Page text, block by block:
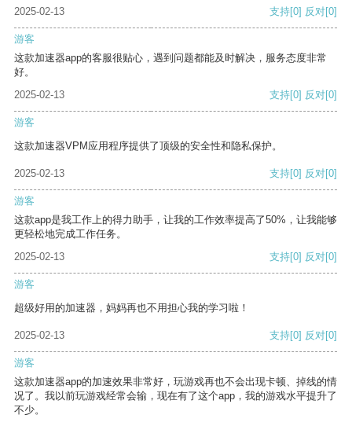
2025-02-13 支持[0] 反对[0]
游客
这款加速器app的客服很贴心，遇到问题都能及时解决，服务态度非常
好。
2025-02-13
支持[0] 反对[0]
游客
这款加速器VPM应用程序提供了顶级的安全性和隐私保护。
2025-02-13 支持[0] 反对[0]
游客
这款app是我工作上的得力助手，让我的工作效率提高了50%，让我能够
更轻松地完成工作任务。
2025-02-13
支持[0] 反对[0]
游客
超级好用的加速器，妈妈再也不用担心我的学习啦！
2025-02-13 支持[0] 反对[0]
游客
这款加速器app的加速效果非常好，玩游戏再也不会出现卡顿、掉线的情
况了。我以前玩游戏经常会输，现在有了这个app，我的游戏水平提升了
不少。